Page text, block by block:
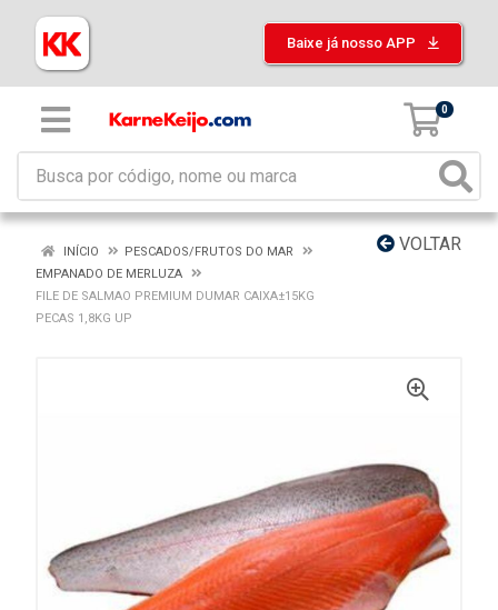
Baixe já nosso APP
0
VOLTAR
INÍCIO
PESCADOS/FRUTOS DO MAR
EMPANADO DE MERLUZA
FILE DE SALMAO PREMIUM DUMAR CAIXA±15KG
PECAS 1,8KG UP